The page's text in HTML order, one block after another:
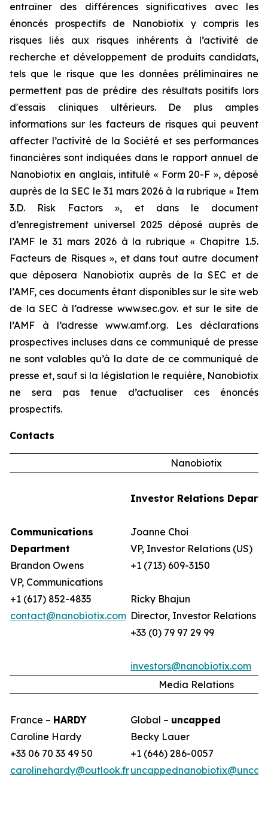
entraîner des différences significatives avec les
énoncés prospectifs de Nanobiotix y compris les
risques liés aux risques inhérents à l’activité de
recherche et développement de produits candidats,
tels que le risque que les données préliminaires ne
permettent pas de prédire des résultats positifs lors
d'essais cliniques ultérieurs. De plus amples
informations sur les facteurs de risques qui peuvent
affecter l’activité de la Société et ses performances
financières sont indiquées dans le rapport annuel de
Nanobiotix en anglais, intitulé « Form 20-F », déposé
auprès de la SEC le 31 mars 2026 à la rubrique « Item
3.D. Risk Factors », et dans le document
d’enregistrement universel 2025 déposé auprès de
l’AMF le 31 mars 2026 à la rubrique « Chapitre 1.5.
Facteurs de Risques », et dans tout autre document
que déposera Nanobiotix auprès de la SEC et de
l’AMF, ces documents étant disponibles sur le site web
de la SEC à l’adresse www.sec.gov. et sur le site de
l’AMF à l’adresse www.amf.org. Les déclarations
prospectives incluses dans ce communiqué de presse
ne sont valables qu’à la date de ce communiqué de
presse et, sauf si la législation le requière, Nanobiotix
ne sera pas tenue d’actualiser ces énoncés
prospectifs.
Contacts
Nanobiotix
Communications
Department
Brandon Owens
VP, Communications
+1 (617) 852-4835
contact@nanobiotix.com
Investor Relations
Joanne Choi
VP, Investor Relations (US)
+1 (713) 609-3150
Ricky Bhajun
Director, Investor Relations
+33 (0) 79 97 29 99
investors@nanobiotix.com
Media Relations
France – HARDY
Caroline Hardy
+33 06 70 33 49 50
carolinehardy@outlook.fr
Global – uncapped
Becky Lauer
+1 (646) 286-0057